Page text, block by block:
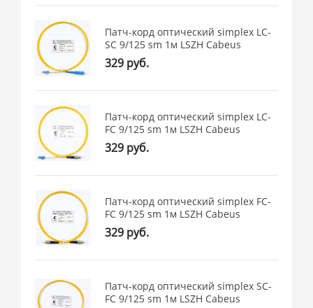
Патч-корд оптический simplex LC-
SC 9/125 sm 1м LSZH Cabeus
329 руб.
Патч-корд оптический simplex LC-
FC 9/125 sm 1м LSZH Cabeus
329 руб.
Патч-корд оптический simplex FC-
FC 9/125 sm 1м LSZH Cabeus
329 руб.
Патч-корд оптический simplex SC-
FC 9/125 sm 1м LSZH Cabeus